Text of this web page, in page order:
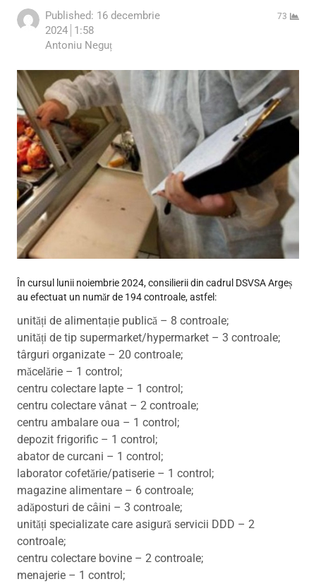
Published: 16 decembrie
2024 1:58
Author
Antoniu Neguț
73
În cursul lunii noiembrie 2024, consilierii din cadrul DSVSA Argeș
au efectuat un număr de 194 controale, astfel:
unități de alimentație publică – 8 controale;
unități de tip supermarket/hypermarket – 3 controale;
târguri organizate – 20 controale;
măcelărie – 1 control;
centru colectare lapte – 1 control;
centru colectare vânat – 2 controale;
centru ambalare oua – 1 control;
depozit frigorific – 1 control;
abator de curcani – 1 control;
laborator cofetărie/patiserie – 1 control;
magazine alimentare – 6 controale;
adăposturi de câini – 3 controale;
unități specializate care asigură servicii DDD – 2
controale;
centru colectare bovine – 2 controale;
menajerie – 1 control;